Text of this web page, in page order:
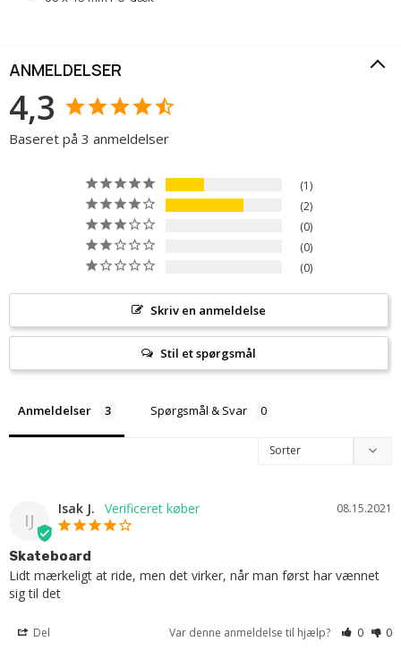
ANMELDELSER
4,3
Baseret på 3 anmeldelser
1
2
0
0
0
Skriv en anmeldelse
Stil et spørgsmål
Anmeldelser Spørgsmål & Svar
IJ
08.15.2021
Isak J.
Skateboard
Lidt mærkeligt at ride, men det virker, når man først har vænnet
sig til det
Del Var denne anmeldelse til hjælp? 0 0